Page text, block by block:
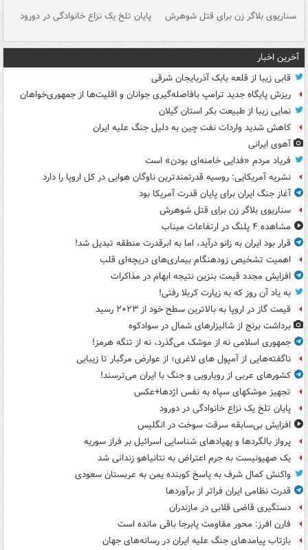
سناریوی بلاگر زن برای قتل شوهرش پایان تلخ یک نزاع خانوادگی در دورود
آخرین اخبار
قابی زیبا از قلعه بابک آذربایجان شرقی
ریزش پایگاه جدید ترامپ بافاصله‌گیری جوانان و اقلیت‌ها از جمهوری‌خواهان
نمایی زیبا از طبیعت بکر استان گیلان
کاهش شدید واردات نفت چین به دلیل جنگ علیه ایران
آهوی ایرانی
فریاد مردم «فدایی خامنه‌ای بودن» است
نشریه آمریکایی: روسیه قدرتمندترین ناوگان هوایی در کل اروپا را دارد
آغاز جنگ ایران برای پایان قدرت آمریکا بود
سناریوی بلاگر زن برای قتل شوهرش
مشاهده ۴ پلنگ در ارتفاعات میناب
قرار بود ایران به زانو درآید، اما به ابرقدرت منطقه تبدیل شد!
اهمیت تشخیص زودهنگام بیماری‌های دریچه‌ای قلب
افزایش مجدد قیمت بنزین نتیجه ابهام در مذاکرات
به یاد آن روز که به زیارت کربلا رفتی!
قیمت گاز در اروپا به بالاترین سطح خود از ۲۰۲۳ رسید
برداشت برنج از شالیزارهای شمال در سوادکوه
جمهوری اسلامی نه از موشک می‌گذرد، نه از تنگه هرمز!
ناگفته‌هایی از آمپول های لاغری؛ از عوارض مرگبار تا زیبایی
کشورهای عربی از رویارویی و جنگ با ایران می‌ترسند!
تجهیز موشکهای سپاه به نفس اژدها+عکس
پایان تلخ یک نزاع خانوادگی در دورود
افزایش بی‌سابقه سرقت سوخت در انگلیس
پرواز بالگردها و پهپادهای شناسایی اسرائیل بر فراز سوریه
یک صهیونیست به جرم اعتراض به نتانیاهو زندانی شد
واکنش کمال شرف به پاسخ کوبنده یمن به عربستان سعودی
قدرت نظامی ایران فراتر از برآوردها
دستگیری قاضی قلابی در مازندران
فارن افرز: محور مقاومت پابرجا باقی مانده است
بازتاب پیامدهای جنگ علیه ایران در رسانه‌های جهان